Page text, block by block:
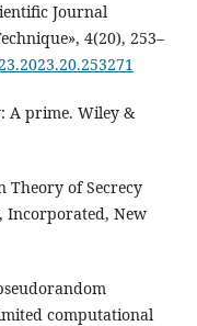
Journal
4(20), 253–
A prime. Wiley &
Theory of Secrecy
Incorporated, New
computational